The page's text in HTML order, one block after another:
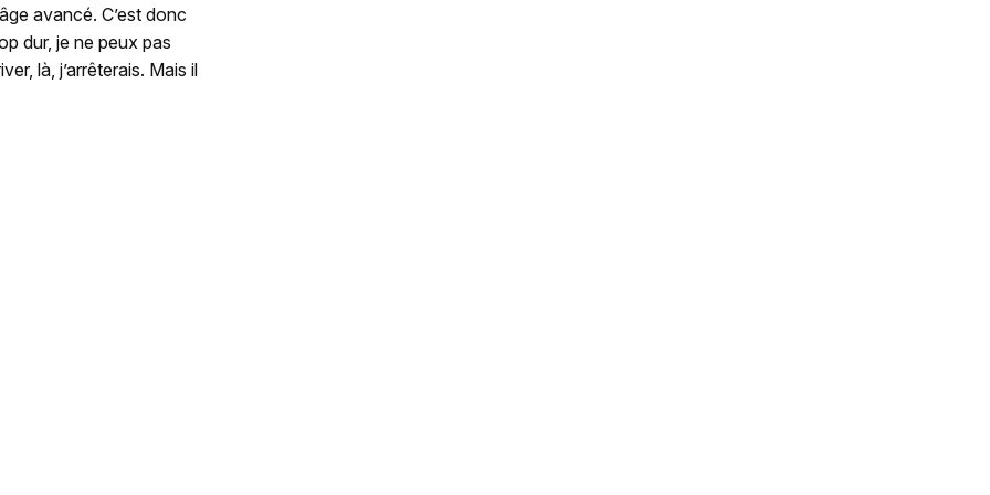
avancé. C’est donc
dur, je ne peux pas
là, j’arrêterais. Mais il